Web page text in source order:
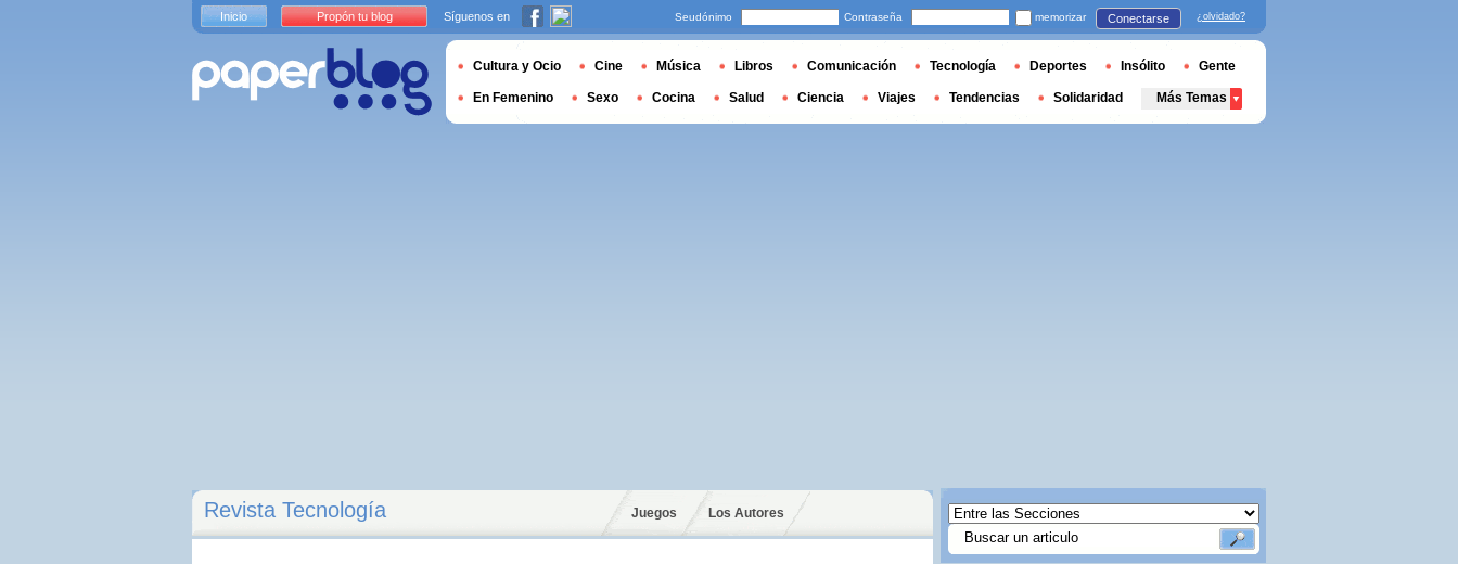
Revista Tecnología Juegos Los Autores
Inicio Propón tu blog Síguenos en Seudónimo Contraseña memorizar Conectarse ¿olvidado?
Cultura y Ocio Cine Música Libros Comunicación Tecnología Deportes Insólito Gente
En Femenino Sexo Cocina Salud Ciencia Viajes Tendencias Solidaridad Más Temas